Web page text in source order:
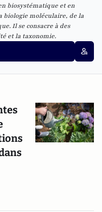
biosystématique et en
biologie moléculaire, de la
Il se consacre à des
et la taxonomie.